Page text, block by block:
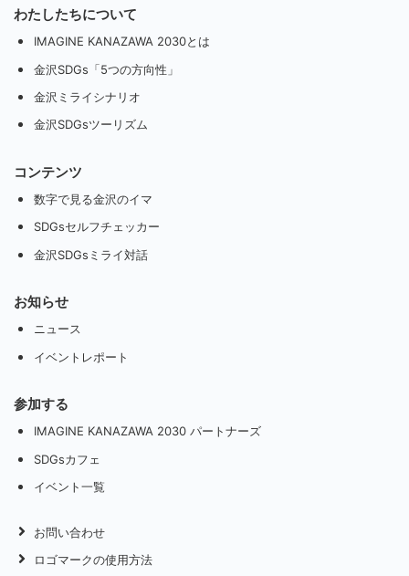
わたしたちについて
IMAGINE KANAZAWA 2030とは
金沢SDGs「5つの方向性」
金沢ミライシナリオ
金沢SDGsツーリズム
コンテンツ
数字で見る金沢のイマ
SDGsセルフチェッカー
金沢SDGsミライ対話
お知らせ
ニュース
イベントレポート
参加する
IMAGINE KANAZAWA 2030 パートナーズ
SDGsカフェ
イベント一覧
お問い合わせ
ロゴマークの使用方法